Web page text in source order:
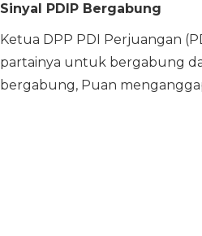
Sinyal PDIP Bergabung
Ketua DPP PDI Perjuangan
partainya untuk bergabung
bergabung, Puan